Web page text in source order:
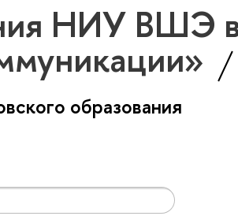
НИУ ВШЭ
образования